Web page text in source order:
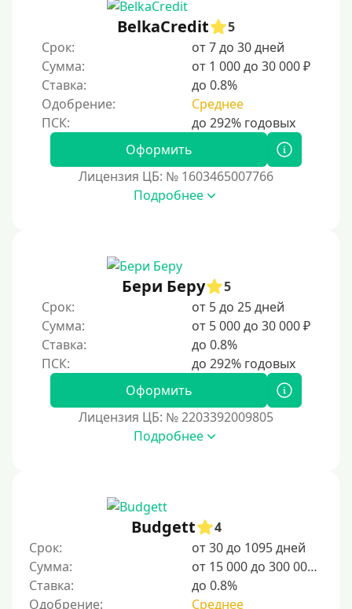
365 дней
2 года
3 года
4 года
Краткосрочные
За 3 минуты
За 5 минут
За 10 минут
Возраст
С 17 лет
BelkaCredit
5
Срок:
от 7 до 30 дней
Сумма:
от 1 000 до 30 000 ₽
Ставка:
до 0.8%
Одобрение:
Среднее
Оформить
Лицензия ЦБ: № 1603465007766
Подробнее
Бери Беру
5
Срок:
от 5 до 25 дней
Сумма:
от 5 000 до 30 000 ₽
Ставка:
до 0.8%
Оформить
Лицензия ЦБ: № 2203392009805
Подробнее
Budgett
4
Срок:
от 30 до 1095 дней
Сумма:
от 15 000 до 300 000 ₽
Ставка:
до 0.8%
Одобрение:
Среднее